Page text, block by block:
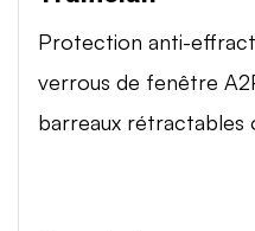
Protection anti-
verrous de fenêtre
barreaux rétractables